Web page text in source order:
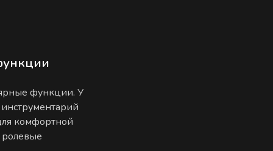
функции. У
комфортной